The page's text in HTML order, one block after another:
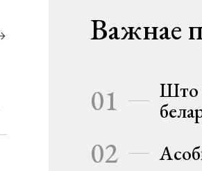
Важнае
01
Што
02